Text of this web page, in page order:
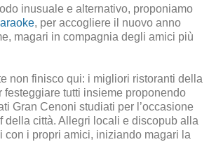
inusuale e alternativo, proponiamo
, per accogliere il nuovo anno
magari in compagnia degli amici più
non finisco qui: i migliori ristoranti della
festeggiare tutti insieme proponendo
Gran Cenoni studiati per l’occasione
della città. Allegri locali e discopub alla
con i propri amici, iniziando magari la